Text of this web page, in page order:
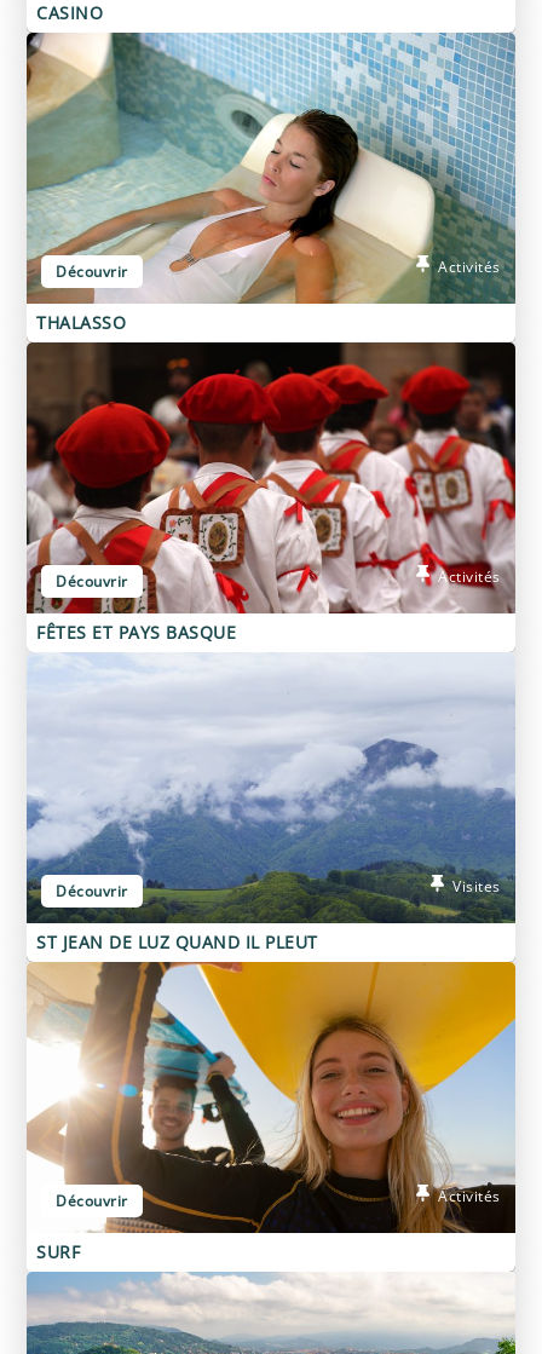
CASINO
Découvrir Activités
THALASSO
Découvrir Activités
FÊTES ET PAYS BASQUE
Découvrir Visites
ST JEAN DE LUZ QUAND IL PLEUT
Découvrir Activités
SURF